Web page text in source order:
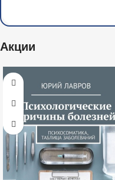
Акции